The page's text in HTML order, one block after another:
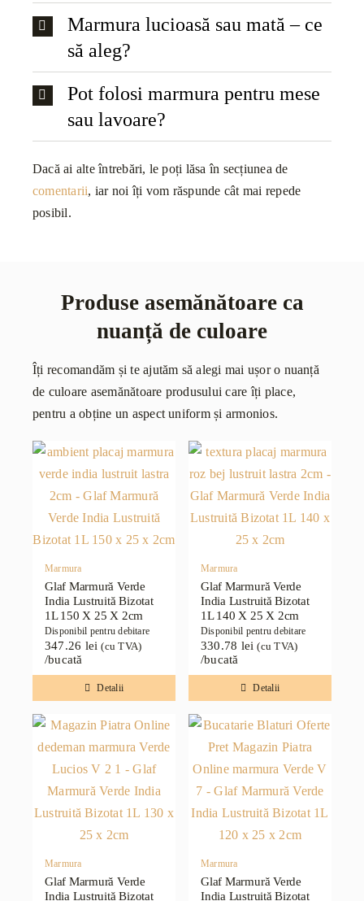
Marmura lucioasă sau mată – ce
să aleg?
Pot folosi marmura pentru mese
sau lavoare?
Dacă ai alte întrebări, le poți lăsa în secțiunea de
comentarii, iar noi îți vom răspunde cât mai repede
posibil.
Produse asemănătoare ca
nuanță de culoare
Îți recomandăm și te ajutăm să alegi mai ușor o nuanță
de culoare asemănătoare produsului care îți place,
pentru a obține un aspect uniform și armonios.
Marmura
Glaf Marmură Verde
India Lustruită Bizotat
1L 150 X 25 X 2cm
Disponibil pentru debitare
347.26 lei (cu TVA)
/bucată
Detalii
Marmura
Glaf Marmură Verde
India Lustruită Bizotat
1L 140 X 25 X 2cm
Disponibil pentru debitare
330.78 lei (cu TVA)
/bucată
Detalii
Marmura
Glaf Marmură Verde
India Lustruită Bizotat
Marmura
Glaf Marmură Verde
India Lustruită Bizotat